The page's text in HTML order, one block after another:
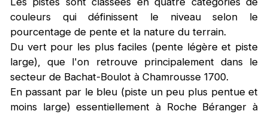
couleurs qui définissent le niveau selon le
pourcentage de pente et la nature du terrain.
Du vert pour les plus faciles (pente légère et piste
large), que l'on retrouve principalement dans le
secteur de Bachat-Boulot à Chamrousse 1700.
En passant par le bleu (piste un peu plus pentue et
moins large) essentiellement à Roche Béranger à